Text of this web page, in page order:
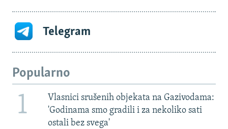
Telegram
Popularno
1
Vlasnici srušenih objekata na Gazivodama:
'Godinama smo gradili i za nekoliko sati
ostali bez svega'